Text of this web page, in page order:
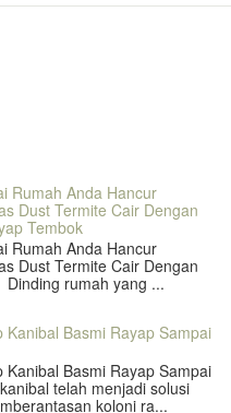
Rumah Anda Hancur
Dust Termite Cair Dengan
Tembok
Rumah Anda Hancur
Dust Termite Cair Dengan
rumah yang ...
Kanibal Basmi Rayap Sampai
Basmi Rayap Sampai
telah menjadi solusi
koloni ra...